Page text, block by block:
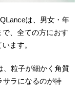
は、男女・年
、全ての方におす
ます。
、粒子が細かく角質
サラになるのが特